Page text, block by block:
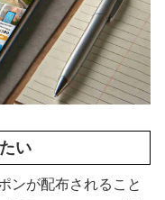
い
ンが配布されること